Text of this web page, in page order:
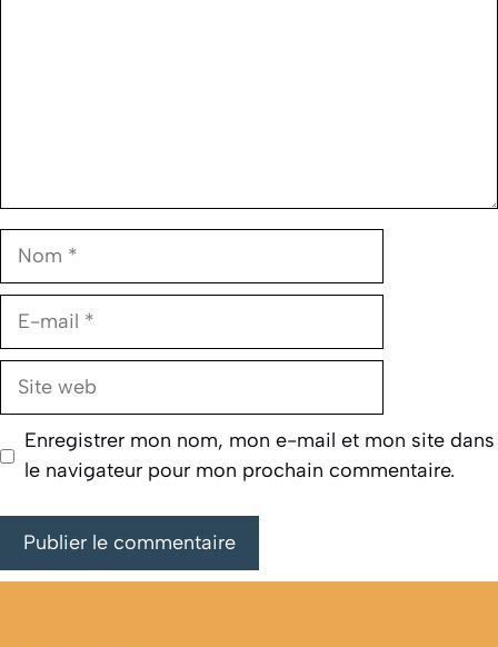
Nom
E-
Site
Enregistrer mon nom, mon e-mail et mon site dans
le navigateur pour mon prochain commentaire.